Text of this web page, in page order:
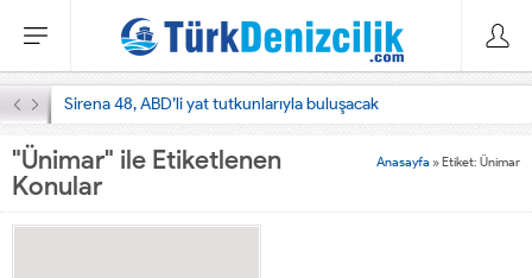
Sirena 48, ABD’li yat tutkunlarıyla buluşacak
Anasayfa »Etiket: Ünimar
"Ünimar" ile Etiketlenen
Konular